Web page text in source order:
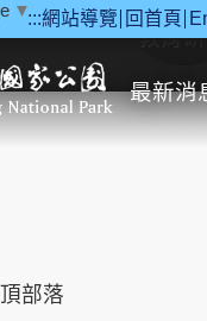
:::網站導覽 回首頁
▼
最新消
教育